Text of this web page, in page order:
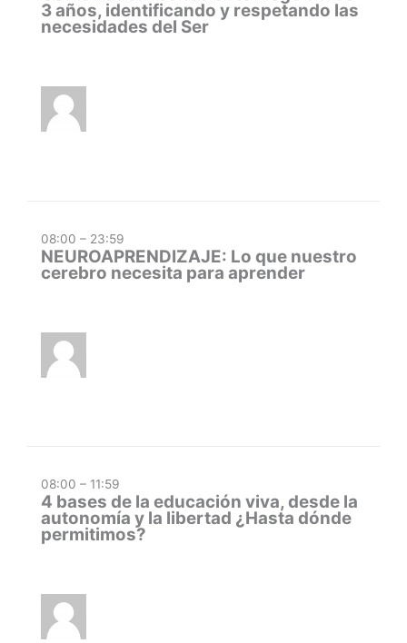
3 años, identificando y respetando las
necesidades del Ser
08:00 – 23:59
NEUROAPRENDIZAJE: Lo que nuestro
cerebro necesita para aprender
08:00 – 11:59
4 bases de la educación viva, desde la
autonomía y la libertad ¿Hasta dónde
permitimos?